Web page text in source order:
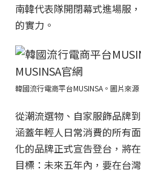
南韓代表隊開閉幕式進場服
的實力。
韓國流行電商平台MUSINSA。圖片來源
從潮流選物、自家服飾品牌
涵蓋年輕人日常消費的所有
化的品牌正式宣告登台，將
目標：未來五年內，要在台